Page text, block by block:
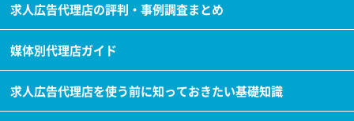
求人広告代理店の評判・事例調査まとめ
媒体別代理店ガイド
求人広告代理店を使う前に知っておきたい基礎知識